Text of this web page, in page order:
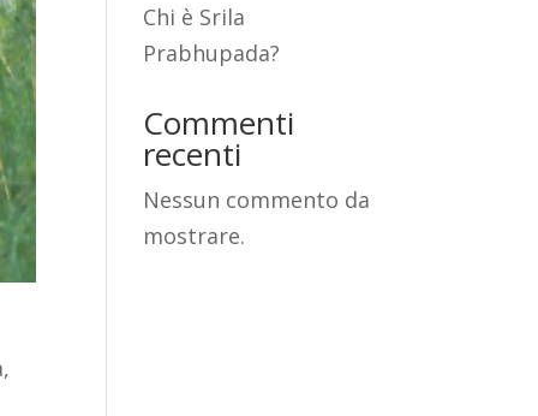
Chi è Srila
Prabhupada?
Commenti
recenti
Nessun commento da
mostrare.